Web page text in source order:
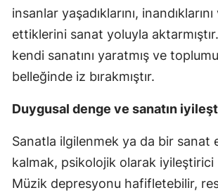
insanlar yaşadıklarını,
ettiklerini sanat yoluyla
kendi sanatını yaratmış ve
belleğinde iz bırakmıştır.
Duygusal denge ve sanatın
Sanatla ilgilenmek ya da bir sanat
kalmak, psikolojik olarak iyileştirici
Müzik depresyonu hafifletebilir,